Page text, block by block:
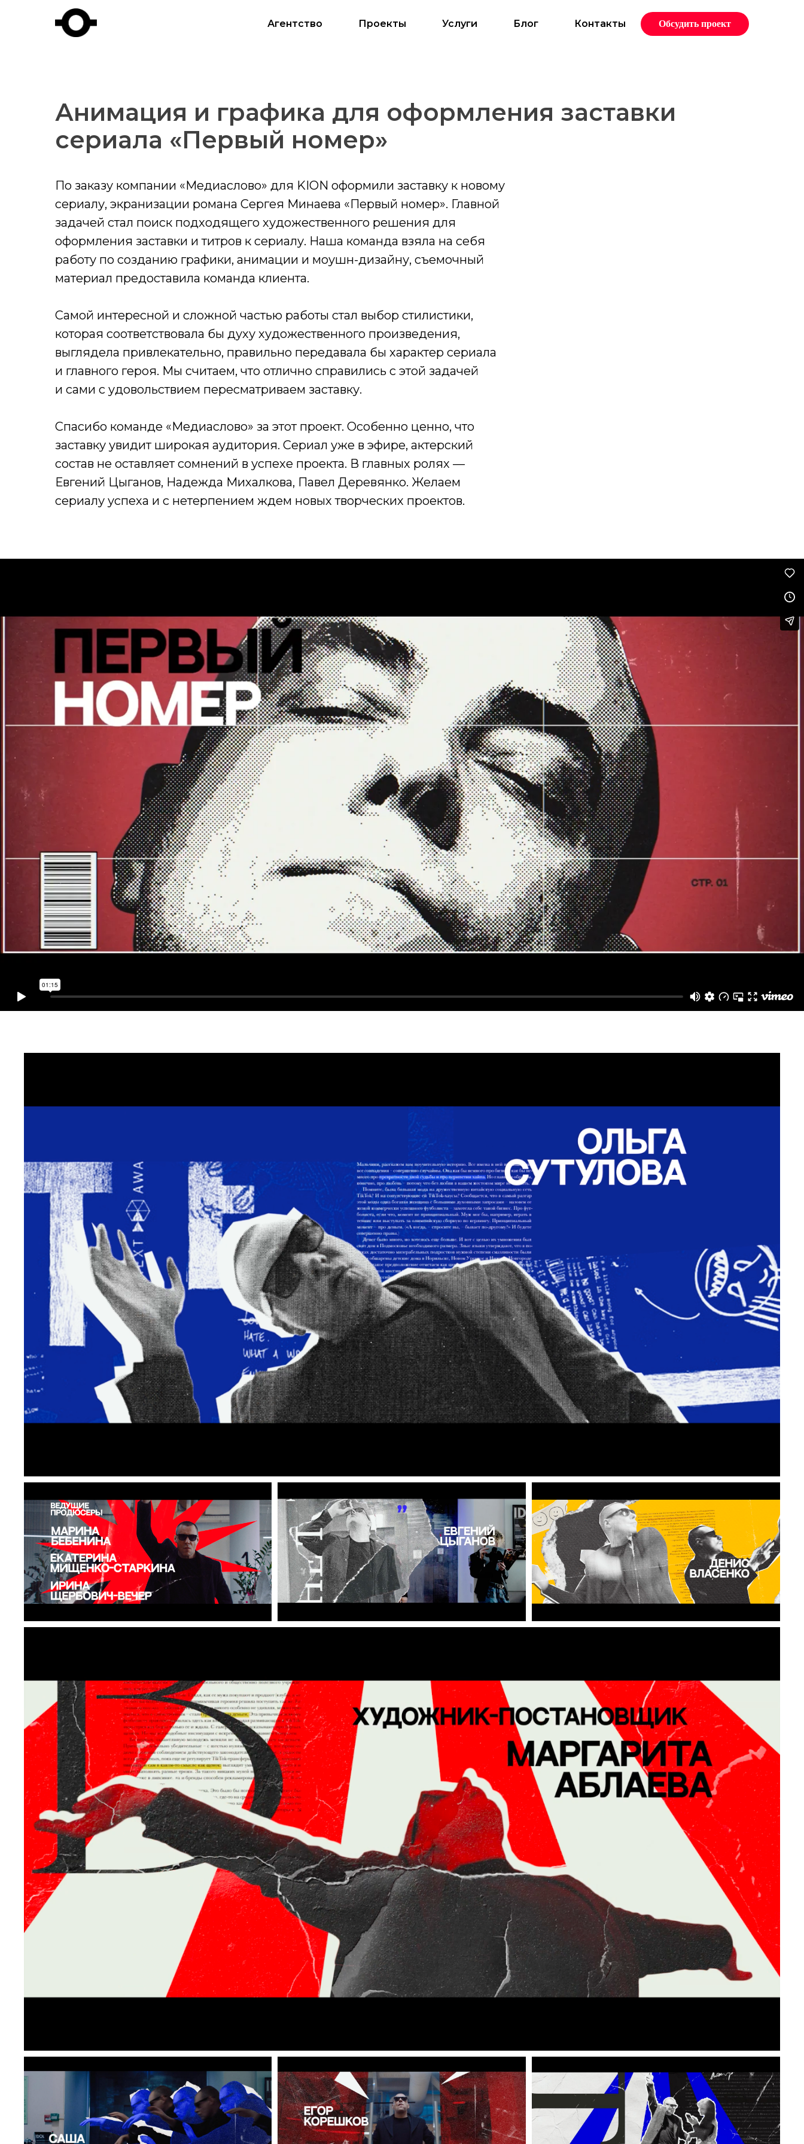
Агентство Проекты Услуги Блог Контакты Обсудить проект
Анимация и графика для оформления заставки
сериала «Первый номер»
По заказу компании «Медиаслово» для KION оформили заставку к новому
сериалу, экранизации романа Сергея Минаева «Первый номер». Главной
задачей стал поиск подходящего художественного решения для
оформления заставки и титров к сериалу. Наша команда взяла на себя
работу по созданию графики, анимации и моушн-дизайну, съемочный
материал предоставила команда клиента.
Самой интересной и сложной частью работы стал выбор стилистики,
которая соответствовала бы духу художественного произведения,
выглядела привлекательно, правильно передавала бы характер сериала
и главного героя. Мы считаем, что отлично справились с этой задачей
и сами с удовольствием пересматриваем заставку.
Спасибо команде «Медиаслово» за этот проект. Особенно ценно, что
заставку увидит широкая аудитория. Сериал уже в эфире, актерский
состав не оставляет сомнений в успехе проекта. В главных ролях —
Евгений Цыганов, Надежда Михалкова, Павел Деревянко. Желаем
сериалу успеха и с нетерпением ждем новых творческих проектов.